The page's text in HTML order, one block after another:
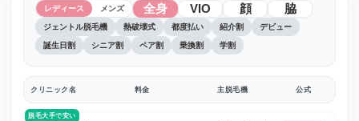
レディース メンズ 全身 VIO 顔 脇
ジェントル脱毛機 熱破壊式 都度払い 紹介割 デビュー
誕生日割 シニア割 ペア割 乗換割 学割
クリニック名 料金 主脱毛機 公式
脱毛大手で安い